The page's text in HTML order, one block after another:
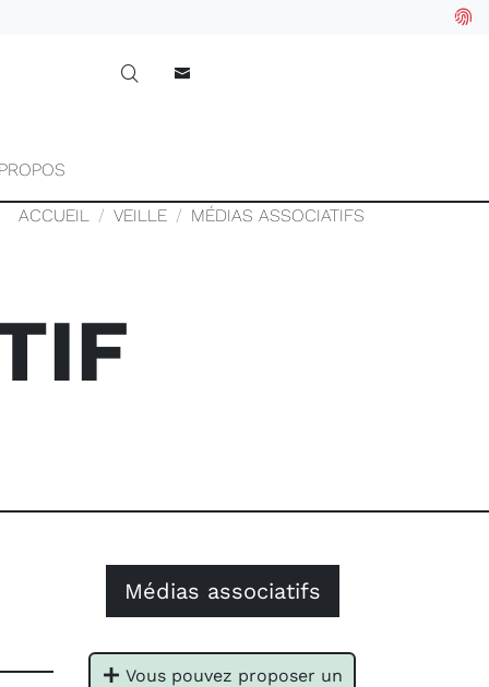
ACCUEIL VEILLE MÉDIAS ASSOCIATIFS
Médias associatifs
Vous pouvez proposer un